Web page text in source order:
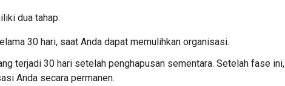
dua tahap:
30 hari, saat Anda dapat memulihkan organisasi.
terjadi 30 hari setelah penghapusan sementara. Setelah fase ini,
Anda secara permanen.